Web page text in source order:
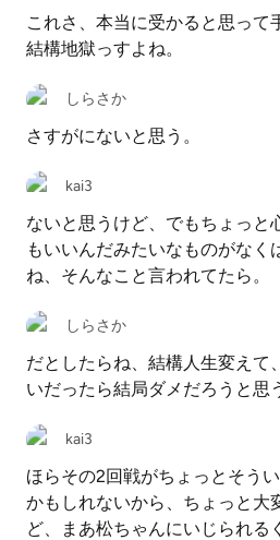
これさ、本当に受かると思って
結構地獄っすよね。
しらさか
さすがにないと思う。
kai3
ないと思うけど、でもちょっと
もいいんだみたいなものがなく
ね、そんなこと言われてたら。
しらさか
だとしたらね、結構人生変えて
いだったら結局ダメだろうと思
kai3
ほらその2回戦がちょっとそう
かもしれないから、ちょっと大
ど、まあ松ちゃんにいじられる